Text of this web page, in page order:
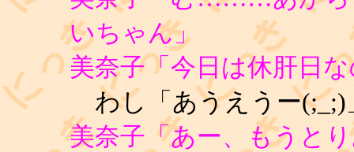
いちゃん」
美奈子「今日は休肝日
わし「あうえうー(;_;)
美奈子「あー、もうと